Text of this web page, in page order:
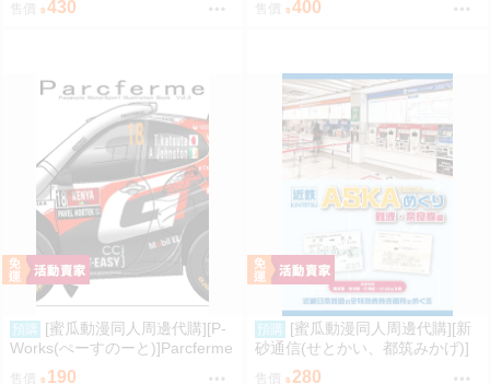
售價 430 售價 400
預購
[蜜瓜動漫同人周邊代購][P-
Works(ぺーすのーと)]Parcferme
Vol.3(同人誌)
售價 190
預購
[蜜瓜動漫同人周邊代購][新
砂通信(せとかい、都筑みかげ)]
近鉄ASKAめぐり 難波・奈良線
售價 280